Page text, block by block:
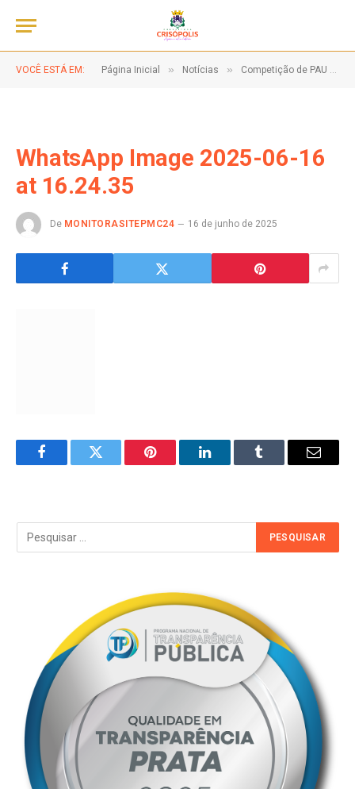
VOCÊ ESTÁ EM: Página Inicial » Notícias » Competição de PAU DE SEBO!
WhatsApp Image 2025-06-16
at 16.24.35
De MONITORASITEPMC24 16 de junho de 2025
FacebookTwitter Pinterest LinkedInTumblr Email